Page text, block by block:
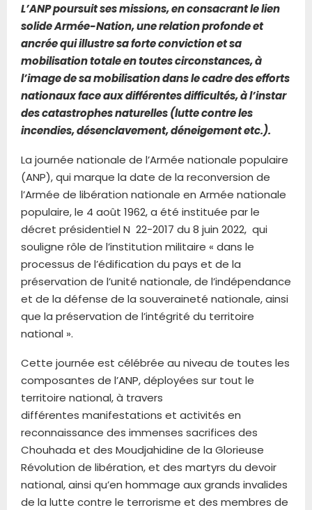
L’ANP poursuit ses missions, en consacrant le lien
solide Armée-Nation, une relation profonde et
ancrée qui illustre sa forte conviction et sa
mobilisation totale en toutes circonstances, à
l’image de sa mobilisation dans le cadre des efforts
nationaux face aux différentes difficultés, à l’instar
des catastrophes naturelles (lutte contre les
incendies, désenclavement, déneigement etc.).
La journée nationale de l’Armée nationale populaire
(ANP), qui marque la date de la reconversion de
l’Armée de libération nationale en Armée nationale
populaire, le 4 août 1962, a été instituée par le
décret présidentiel N 22-2017 du 8 juin 2022, qui
souligne rôle de l’institution militaire « dans le
processus de l’édification du pays et de la
préservation de l’unité nationale, de l’indépendance
et de la défense de la souveraineté nationale, ainsi
que la préservation de l’intégrité du territoire
national ».
Cette journée est célébrée au niveau de toutes les
composantes de l’ANP, déployées sur tout le
territoire national, à travers
différentes manifestations et activités en
reconnaissance des immenses sacrifices des
Chouhada et des Moudjahidine de la Glorieuse
Révolution de libération, et des martyrs du devoir
national, ainsi qu’en hommage aux grands invalides
de la lutte contre le terrorisme et des membres de